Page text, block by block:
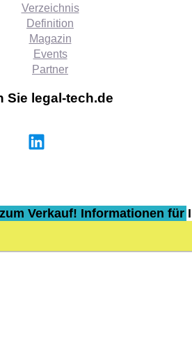
Verzeichnis
Definition
Magazin
Events
Partner
Sie legal-tech.de
Verkauf! Informationen für